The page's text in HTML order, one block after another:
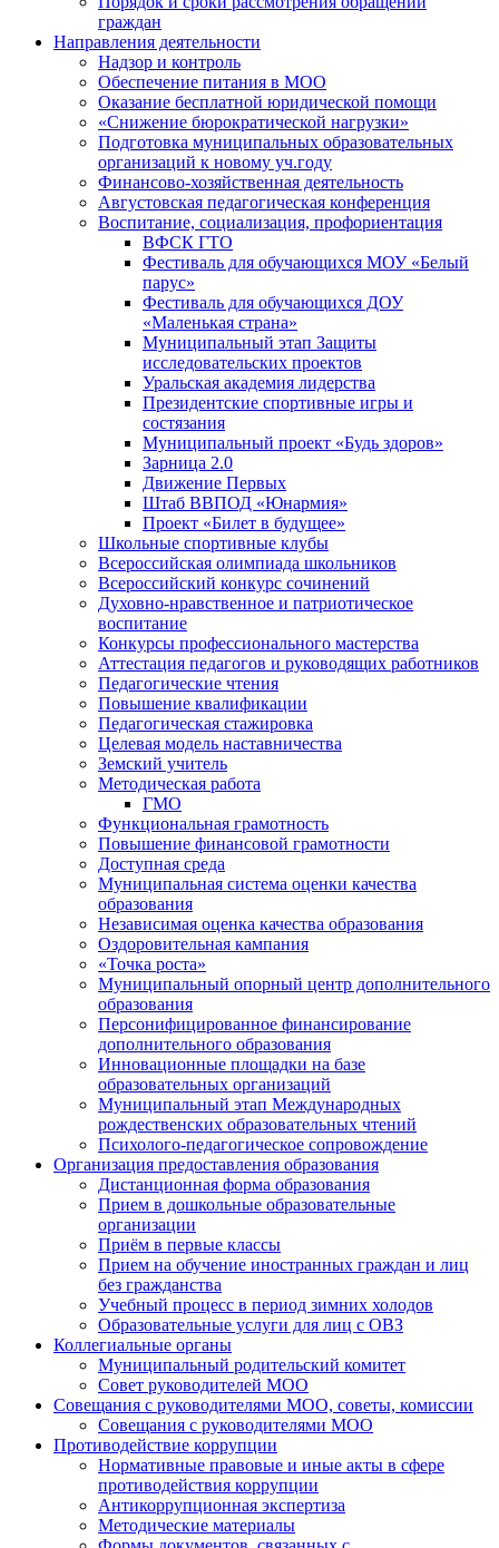
граждан
Направления деятельности
Надзор и контроль
Обеспечение питания в МОО
Оказание бесплатной юридической помощи
«Снижение бюрократической нагрузки»
Подготовка муниципальных образовательных
организаций к новому уч.году
Финансово-хозяйственная деятельность
Августовская педагогическая конференция
Воспитание, социализация, профориентация
ВФСК ГТО
Фестиваль для обучающихся МОУ «Белый
парус»
Фестиваль для обучающихся ДОУ
«Маленькая страна»
Муниципальный этап Защиты
исследовательских проектов
Уральская академия лидерства
Президентские спортивные игры и
состязания
Муниципальный проект «Будь здоров»
Зарница 2.0
Движение Первых
Штаб ВВПОД «Юнармия»
Проект «Билет в будущее»
Школьные спортивные клубы
Всероссийская олимпиада школьников
Всероссийский конкурс сочинений
Духовно-нравственное и патриотическое
воспитание
Конкурсы профессионального мастерства
Аттестация педагогов и руководящих работников
Педагогические чтения
Повышение квалификации
Педагогическая стажировка
Целевая модель наставничества
Земский учитель
Методическая работа
ГМО
Функциональная грамотность
Повышение финансовой грамотности
Доступная среда
Муниципальная система оценки качества
образования
Независимая оценка качества образования
Оздоровительная кампания
«Точка роста»
Муниципальный опорный центр дополнительного
образования
Персонифицированное финансирование
дополнительного образования
Инновационные площадки на базе
образовательных организаций
Муниципальный этап Международных
рождественских образовательных чтений
Психолого-педагогическое сопровождение
Организация предоставления образования
Дистанционная форма образования
Прием в дошкольные образовательные
организации
Приём в первые классы
Прием на обучение иностранных граждан и лиц
без гражданства
Учебный процесс в период зимних холодов
Образовательные услуги для лиц с ОВЗ
Коллегиальные органы
Муниципальный родительский комитет
Совет руководителей МОО
Совещания с руководителями МОО, советы, комиссии
Совещания с руководителями МОО
Противодействие коррупции
Нормативные правовые и иные акты в сфере
противодействия коррупции
Антикоррупционная экспертиза
Методические материалы